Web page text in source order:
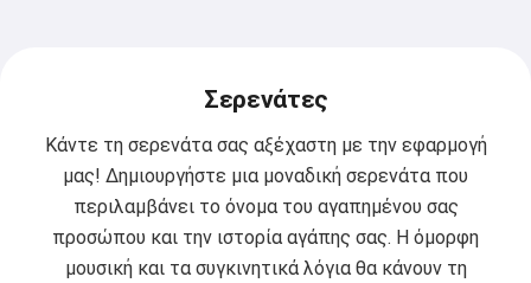
Σερενάτες
Κάντε τη σερενάτα σας αξέχαστη με την εφαρμογή
μας! Δημιουργήστε μια μοναδική σερενάτα που
περιλαμβάνει το όνομα του αγαπημένου σας
προσώπου και την ιστορία αγάπης σας. Η όμορφη
μουσική και τα συγκινητικά λόγια θα κάνουν τη